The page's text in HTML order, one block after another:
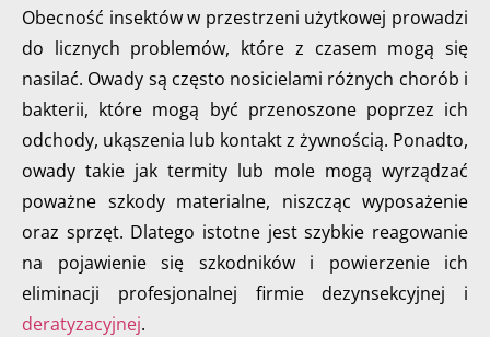
Obecność insektów w przestrzeni użytkowej prowadzi
do licznych problemów, które z czasem mogą się
nasilać. Owady są często nosicielami różnych chorób i
bakterii, które mogą być przenoszone poprzez ich
odchody, ukąszenia lub kontakt z żywnością. Ponadto,
owady takie jak termity lub mole mogą wyrządzać
poważne szkody materialne, niszcząc wyposażenie
oraz sprzęt. Dlatego istotne jest szybkie reagowanie
na pojawienie się szkodników i powierzenie ich
eliminacji profesjonalnej firmie dezynsekcyjnej i
deratyzacyjnej.